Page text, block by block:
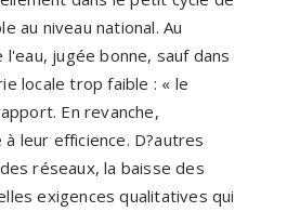
au niveau national. Au
jugée bonne, sauf dans
locale trop faible : « le
En revanche,
leur efficience. D?autres
réseaux, la baisse des
exigences qualitatives qui